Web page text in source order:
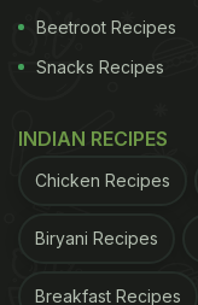
Beetroot Recipes
Snacks Recipes
INDIAN RECIPES
Chicken Recipes
Biryani Recipes
Breakfast Recipes